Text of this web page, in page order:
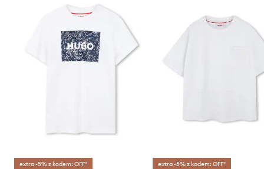
extra -5% z kodem: OFF* extra -5% z kodem: OFF*